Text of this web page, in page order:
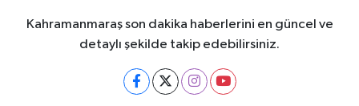
Kahramanmaraş son dakika haberlerini en güncel ve
detaylı şekilde takip edebilirsiniz.